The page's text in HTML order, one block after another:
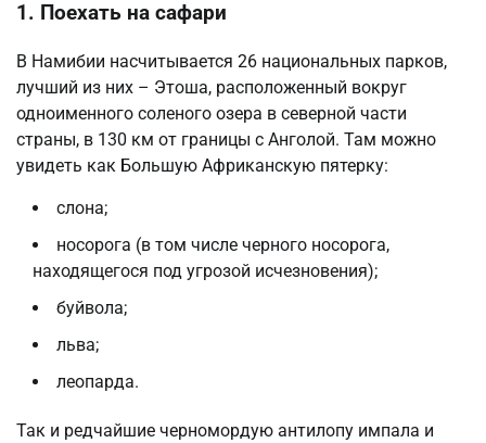
1. Поехать на сафари
В Намибии насчитывается 26 национальных парков,
лучший из них – Этоша, расположенный вокруг
одноименного соленого озера в северной части
страны, в 130 км от границы с Анголой. Там можно
увидеть как Большую Африканскую пятерку:
слона;
носорога (в том числе черного носорога,
находящегося под угрозой исчезновения);
буйвола;
льва;
леопарда.
Так и редчайшие черномордую антилопу импала и